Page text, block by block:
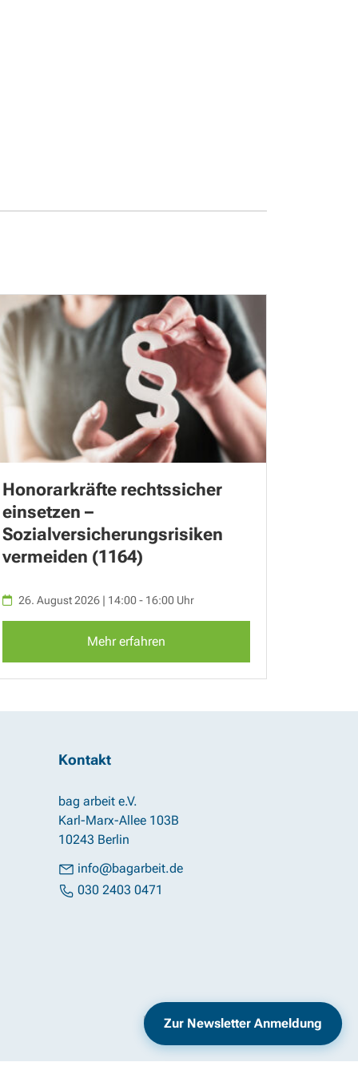
Honorarkräfte rechtssicher
einsetzen –
Sozialversicherungsrisiken
vermeiden (1164)
26. August 2026 | 14:00 - 16:00 Uhr
Mehr erfahren
Kontakt
bag arbeit e.V.
Karl-Marx-Allee 103B
10243 Berlin
info@bagarbeit.de
030 2403 0471
Impressum Datenschutz
Zur Newsletter Anmeldung